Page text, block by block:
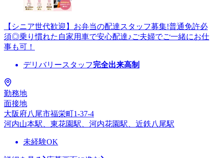
【シニア世代歓迎】お弁当の配達スタッフ募集!普通免許必
須◎乗り慣れた自家用車で安心配達♪ご夫婦でご一緒にお仕
事も可！
デリバリースタッフ完全出来高制
勤務地
面接地
大阪府八尾市福栄町1-37-4
河内山本駅、東花園駅、河内花園駅、近鉄八尾駅
未経験OK